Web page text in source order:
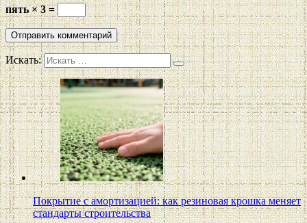
пять × 3 =
Искать:
Покрытие с амортизацией: как резиновая крошка меняет
стандарты строительства